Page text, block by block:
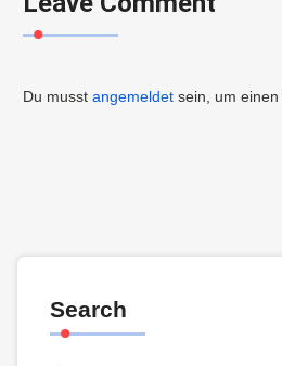
Du musst angemeldet sein, um einen
Search